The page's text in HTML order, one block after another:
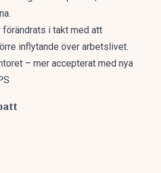
förändrats i takt med att
inflytande över arbetslivet.
– mer accepterat med nya